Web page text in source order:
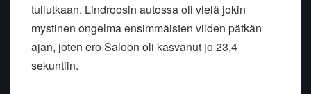
tullutkaan. Lindroosin autossa oli vielä jokin
mystinen ongelma ensimmäisten viiden pätkän
ajan, joten ero Saloon oli kasvanut jo 23,4
sekuntiin.